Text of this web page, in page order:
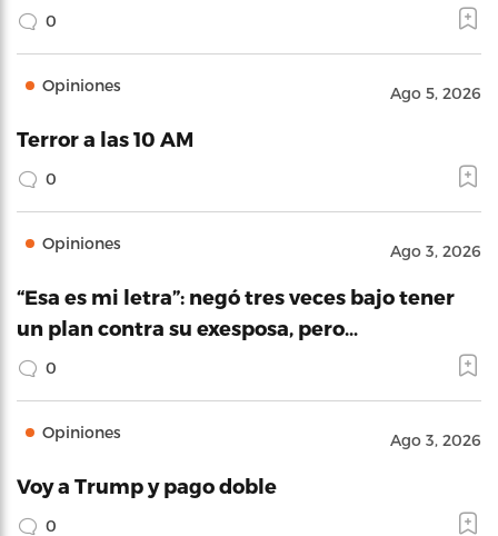
0
Opiniones Ago 5, 2026
Terror a las 10 AM
0
Opiniones Ago 3, 2026
“Esa es mi letra”: negó tres veces bajo tener
un plan contra su exesposa, pero…
0
Opiniones Ago 3, 2026
Voy a Trump y pago doble
0